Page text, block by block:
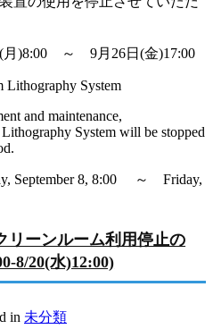
)8:00 ～ 9月26日(金)17:00
Lithography System
and maintenance,
System will be stopped
September 8, 8:00 ～ Friday,
リーンルーム利用停止の
8/20(水)12:00)
in 未分類